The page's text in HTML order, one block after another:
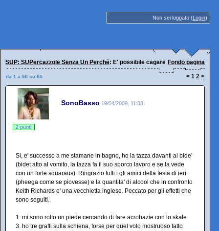
Non sei loggato (Login)
SUP: SUPercazzole Senza Un Perché: E' possibile cagare e sboccare
Fondo pagina
da 1 a 50 su 65 < 1 2 >
SonoBasso 19/04/2009, 11:38
2 punti
Si, e' successo a me stamane in bagno, ho la tazza davanti al bide'
(bidet atto al vomito, la tazza fa il suo sporco lavoro e se la vede
con un forte squaraus). Ringrazio tutti i gli amici della festa di ieri
(pheega come se piovesse) e la quantita' di alcool che in confronto
Keith Richards e' una vecchietta inglese. Peccato per gli effetti che
sono seguiti.
1. mi sono rotto un piede cercando di fare acrobazie con lo skate
3. ho tre graffi sulla schiena, forse per quel volo mostruoso fatto